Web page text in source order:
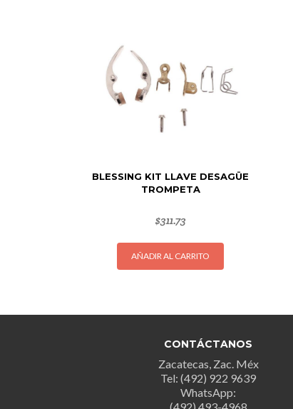
BLESSING KIT LLAVE DESAGÜE
TROMPETA
$311.73
AÑADIR AL CARRITO
CONTÁCTANOS
Zacatecas, Zac. Méx
Tel: (492) 922 9639
WhatsApp: